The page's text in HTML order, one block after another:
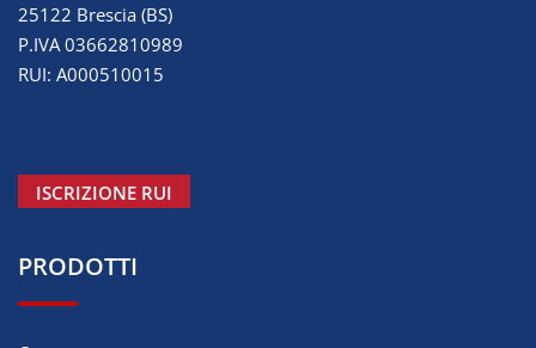
25122 Brescia (BS)
P.IVA 03662810989
RUI: A000510015
ISCRIZIONE RUI
PRODOTTI